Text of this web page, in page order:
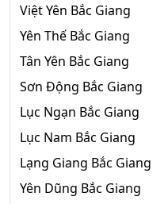
Việt Yên Bắc Giang
Yên Thế Bắc Giang
Tân Yên Bắc Giang
Sơn Động Bắc Giang
Lục Ngạn Bắc Giang
Lục Nam Bắc Giang
Lạng Giang Bắc Giang
Yên Dũng Bắc Giang